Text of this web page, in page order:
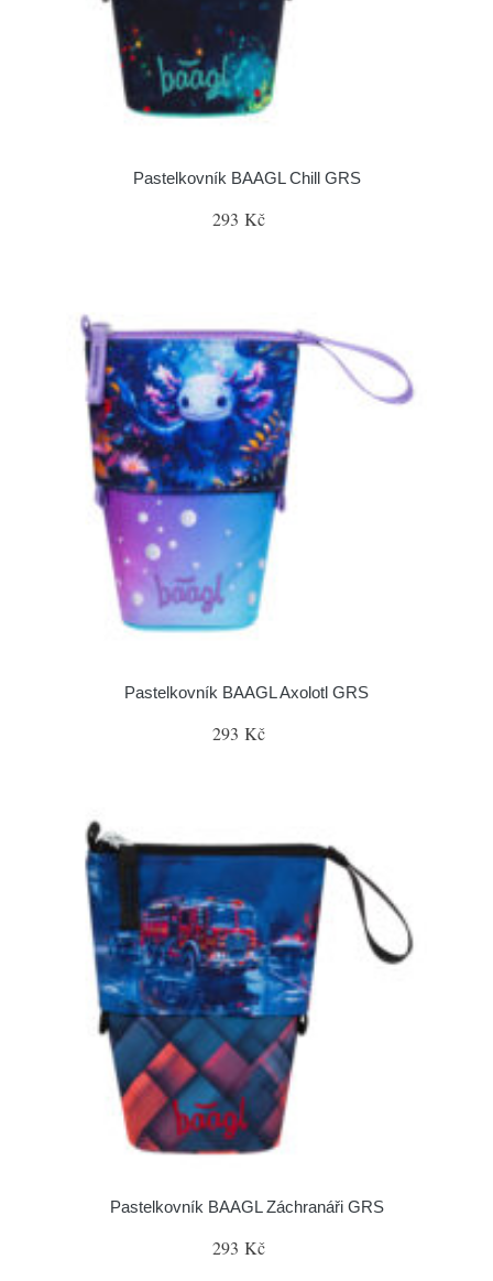
Pastelkovník BAAGL Chill GRS
293 Kč
Pastelkovník BAAGL Axolotl GRS
293 Kč
Pastelkovník BAAGL Záchranáři GRS
293 Kč